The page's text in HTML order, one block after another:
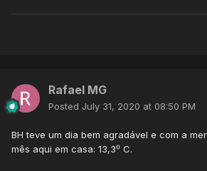
surgido classificações dela
Rafael MG
Posted July 31, 2020 at 08:50 PM
BH teve um dia bem agradável e com a
mês aqui em casa: 13,3⁰ C.